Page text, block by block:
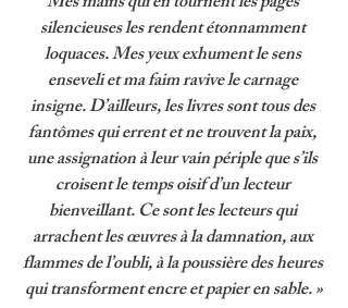
silencieuses les rendent étonnamment
loquaces. Mes yeux exhument le sens
enseveli et ma faim ravive le carnage
insigne. D’ailleurs, les livres sont tous des
fantômes qui errent et ne trouvent la paix,
une assignation à leur vain périple que s’ils
croisent le temps oisif d’un lecteur
bienveillant. Ce sont les lecteurs qui
arrachent les œuvres à la damnation, aux
flammes de l’oubli, à la poussière des heures
qui transforment encre et papier en sable. »